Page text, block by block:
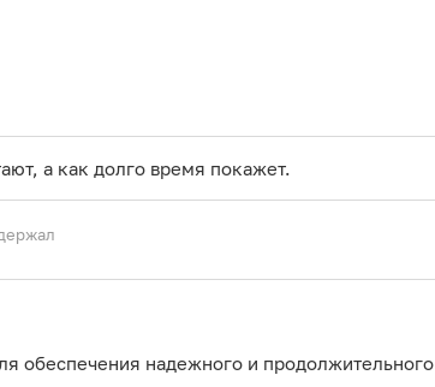
а как долго время покажет.
обеспечения надежного и продолжительного